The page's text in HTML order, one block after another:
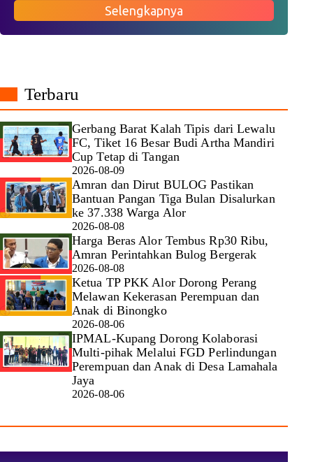
Selengkapnya
Terbaru
Gerbang Barat Kalah Tipis dari Lewalu
FC, Tiket 16 Besar Budi Artha Mandiri
Cup Tetap di Tangan
2026-08-09
Amran dan Dirut BULOG Pastikan
Bantuan Pangan Tiga Bulan Disalurkan
ke 37.338 Warga Alor
2026-08-08
Harga Beras Alor Tembus Rp30 Ribu,
Amran Perintahkan Bulog Bergerak
2026-08-08
Ketua TP PKK Alor Dorong Perang
Melawan Kekerasan Perempuan dan
Anak di Binongko
2026-08-06
IPMAL-Kupang Dorong Kolaborasi
Multi-pihak Melalui FGD Perlindungan
Perempuan dan Anak di Desa Lamahala
Jaya
2026-08-06